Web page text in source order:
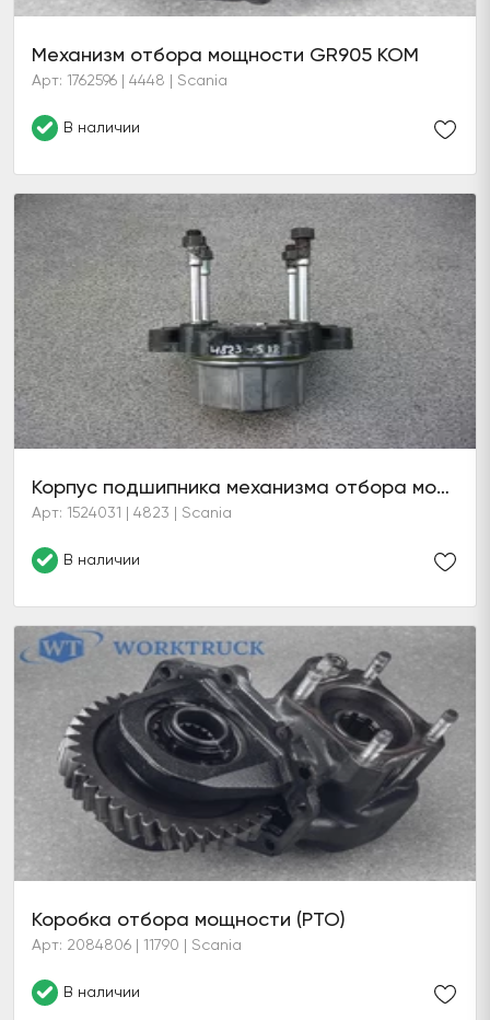
Механизм отбора мощности GR905 КОМ
Арт: 1762596 | 4448 | Scania
В наличии
Корпус подшипника механизма отбора мощности в сборе
Арт: 1524031 | 4823 | Scania
В наличии
Коробка отбора мощности (PTO)
Арт: 2084806 | 11790 | Scania
В наличии